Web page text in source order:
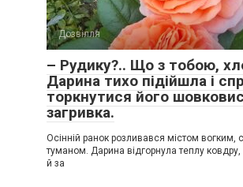
Дозвілля
– Рудику?.. Що з тобою,
Дарина тихо підійшла і
торкнутися його
загривка.
Осінній ранок розливався містом вогким,
туманом. Дарина відгорнула теплу ковдру,
й за